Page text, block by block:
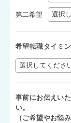
第二希望
希望転職タイミ
事前にお伝えい
い。
（ご希望やお悩み